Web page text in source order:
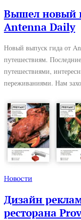
Вышел новый
Antenna Daily
Новый выпуск гида от
путешествиям.
путешествиями,
переживаниями. Нам
Новости
Дизайн
ресторана